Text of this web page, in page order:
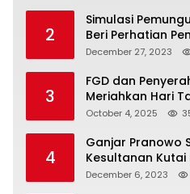
2
Simulasi
Beri Perhatian
December 27, 2023
3
FGD dan
Meriahkan Hari
October 4, 2025
4
Ganjar Pranowo
Kesultanan
December 6, 2023